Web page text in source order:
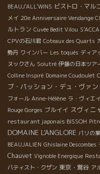
BEAUJ'ALL'WINS ビストロ・マル
メイ 20e Anniversaire Vendange
ルトラン Cuvée Bedit Vilou
CPVの石川君 Coteaux des Quarts
勢丹 ワインバー Les toqués ディア
ヌックさん Solutré 伊藤の日本ツア
Colline Inspiré Domaine Coudoulet
ブ・パッション・デュ・ヴァン
フォール Anne-Hélène ラ・ヴィエ
Rouge Gorges ブルイイ スヴィニ
restaurant japonais BISSOH
DOMAINE L'ANGLORE パリの
BEAUJALIEN Ghislaine Descombes
Chauvet Vignoble Energique
バティスト・クザン 東京・鴬谷 ア